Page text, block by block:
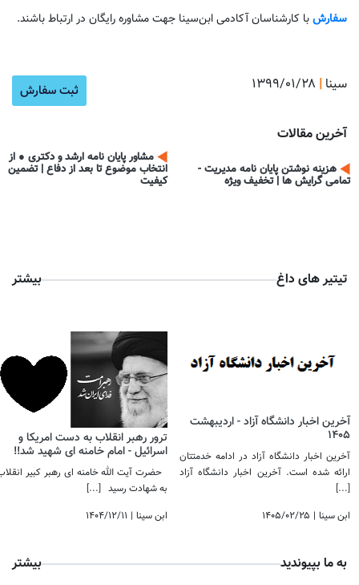
سفارشبا کارشناسان آکادمی ابن‌سینا جهت مشاوره رایگان در ارتباط باشند.
۱۳۹۹/۰۱/۲۸ | سینا ثبت سفارش
آخرین مقالات
هزینه نوشتن پایان نامه مدیریت -
تمامی گرایش ها | تخفیف ویژه
مشاور پایان نامه ارشد و دکتری ● از
انتخاب موضوع تا بعد از دفاع | تضمین
کیفیت
تیتیر های داغ بیشتر
آخرین اخبار دانشگاه آزاد - اردیبهشت
1405
آخرین اخبار دانشگاه آزاد در ادامه خدمتتان
ارائه شده است. آخرین اخبار دانشگاه آزاد
[...]
۱۴۰۵/۰۲/۲۵ | ابن سینا
ترور رهبر انقلاب به دست امریکا و
اسرائیل - امام خامنه ای شهید شد!! ​​​​​​​
حضرت آیت الله خامنه ای رهبر کبیر
به شهادت رسید
[...]
۱۴۰۴/۱۲/۱۱ | ابن سینا
به ما بپیوندید بیشتر